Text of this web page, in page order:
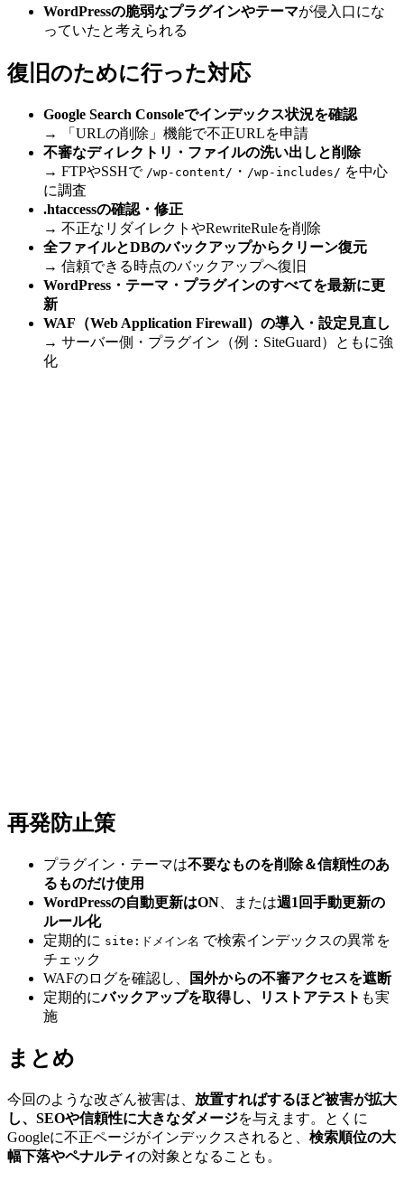
WordPressの脆弱なプラグインやテーマが侵入口にな
っていたと考えられる
復旧のために行った対応
Google Search Consoleでインデックス状況を確認
→ 「URLの削除」機能で不正URLを申請
不審なディレクトリ・ファイルの洗い出しと削除
→ FTPやSSHで /wp-content/ ・ /wp-includes/ を中心
に調査
.htaccessの確認・修正
→ 不正なリダイレクトやRewriteRuleを削除
全ファイルとDBのバックアップからクリーン復元
→ 信頼できる時点のバックアップへ復旧
WordPress・テーマ・プラグインのすべてを最新に更
新
WAF（Web Application Firewall）の導入・設定見直し
→ サーバー側・プラグイン（例：SiteGuard）ともに強
化
再発防止策
プラグイン・テーマは不要なものを削除＆信頼性のあ
るものだけ使用
WordPressの自動更新はON 、または週1回手動更新の
ルール化
定期的に site:ドメイン名 で検索インデックスの異常を
チェック
WAFのログを確認し、
国外からの不審アクセスを遮断
定期的にバックアップを取得し、リストアテスト も実
施
まとめ
今回のような改ざん被害は、 放置すればするほど被害が拡大
し、SEOや信頼性に大きなダメージを与えます。とくに
Googleに不正ページがインデックスされると、 検索順位の大
幅下落やペナルティの対象となることも。